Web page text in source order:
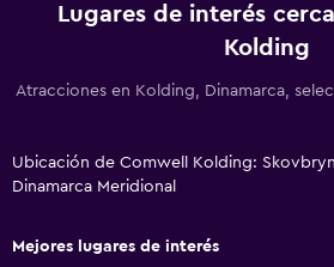
Recepción 24 horas
Baño
Tina de baño
Aseo
Lugares de interés
Kolding
Atracciones en Kolding, Dinamarca,
Ubicación de Comwell Kolding:
Dinamarca Meridional
Mejores lugares de interés